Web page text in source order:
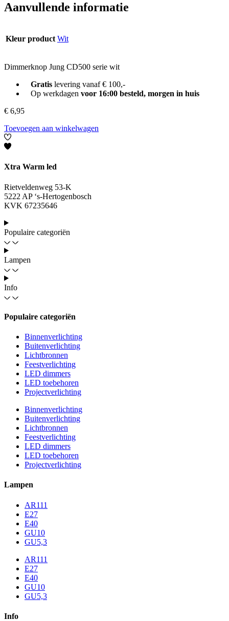
Aanvullende informatie
Kleur product Wit
Dimmerknop Jung CD500 serie wit
Gratislevering vanaf € 100,-
Op werkdagen voor 16:00 besteld, morgen in huis
€ 6,95
Toevoegen aan winkelwagen
Xtra Warm led
Rietveldenweg 53-K
5222 AP ‘s-Hertogenbosch
KVK 67235646
Populaire categoriën
Lampen
Info
Populaire categoriën
Binnenverlichting
Buitenverlichting
Lichtbronnen
Feestverlichting
LED dimmers
LED toebehoren
Projectverlichting
Binnenverlichting
Buitenverlichting
Lichtbronnen
Feestverlichting
LED dimmers
LED toebehoren
Projectverlichting
Lampen
AR111
E27
E40
GU10
GU5,3
AR111
E27
E40
GU10
GU5,3
Info